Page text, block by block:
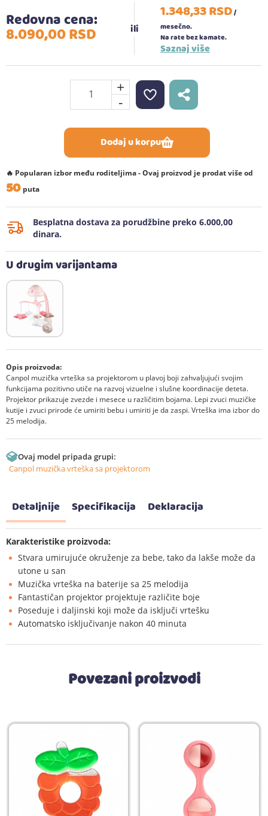
Redovna cena:
8.090,00RSD
1.348,33RSD/
mesečno.
Na rate bez kamate.
Saznaj više
+
-
Dodaj u korpu
🔥 Popularan izbor među roditeljima - Ovaj proizvod je prodat više od
50 puta
Besplatna dostava za porudžbine preko 6.000,00
dinara.
U drugim varijantama
Opis proizvoda:
Canpol muzička vrteška sa projektorom u plavoj boji zahvaljujući svojim
funkcijama pozitivno utiče na razvoj vizuelne i slušne koordinacije deteta.
Projektor prikazuje zvezde i mesece u različitim bojama. Lepi zvuci muzičke
kutije i zvuci prirode će umiriti bebu i umiriti je da zaspi. Vrteška ima izbor do
25 melodija.
Ovaj model pripada grupi:
Canpol muzička vrteška sa projektorom
Detaljnije Specifikacija Deklaracija
Karakteristike proizvoda:
Stvara umirujuće okruženje za bebe, tako da lakše može da
utone u san
Muzička vrteška na baterije sa 25 melodija
Fantastičan projektor projektuje različite boje
Poseduje i daljinski koji može da isključi vrtešku
Automatsko isključivanje nakon 40 minuta
Povezani proizvodi